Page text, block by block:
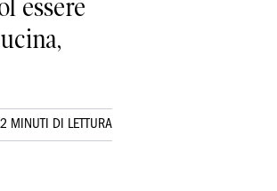
essere
2 MINUTI DI LETTURA